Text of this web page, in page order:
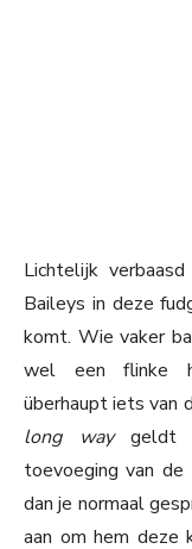
Lichtelijk
Baileys in deze
komt. Wie vaker
wel een flinke
überhaupt iets van
long waygeldt
toevoeging van
dan je normaal
aan om hem deze